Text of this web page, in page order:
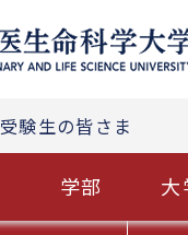
受験生の皆さま
学部 大